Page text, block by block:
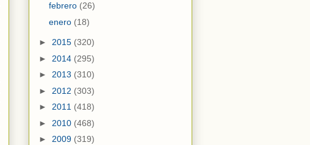
febrero (26)
enero (18)
► 2015 (320)
► 2014 (295)
► 2013 (310)
► 2012 (303)
► 2011 (418)
► 2010 (468)
► 2009 (319)